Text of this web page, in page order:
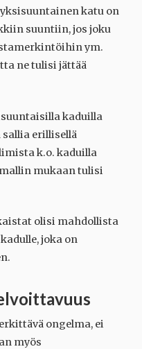
katu on
suuntiin, jos joku
ym.
ne tulisi jättää
kaduilla
erillisellä
k.o. kaduilla
mukaan tulisi
olisi mahdollista
joka on
ongelma, ei
myös